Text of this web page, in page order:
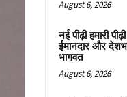
August 6, 2026
नई पीढ़ी हमारी
ईमानदार और
भागवत
August 6, 2026